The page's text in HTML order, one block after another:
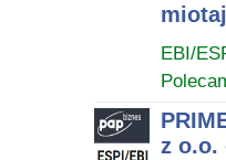
EBI/
z o.o.